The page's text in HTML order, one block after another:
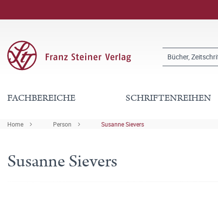
FACHBEREICHE SCHRIFTENREIHEN
Home Person Susanne Sievers
Susanne Sievers